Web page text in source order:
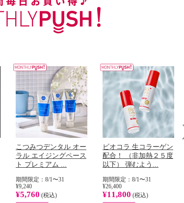
こつみつデンタル オー
ラル エイジングペース
ト プレミアム ...
期間限定：8/1〜31
¥9,240
¥5,760 (税込)
ビオコラ 生コラーゲン
配合！ （非加熱２５度
以下） 弾むよう...
期間限定：8/1〜31
¥26,400
¥11,800 (税込)